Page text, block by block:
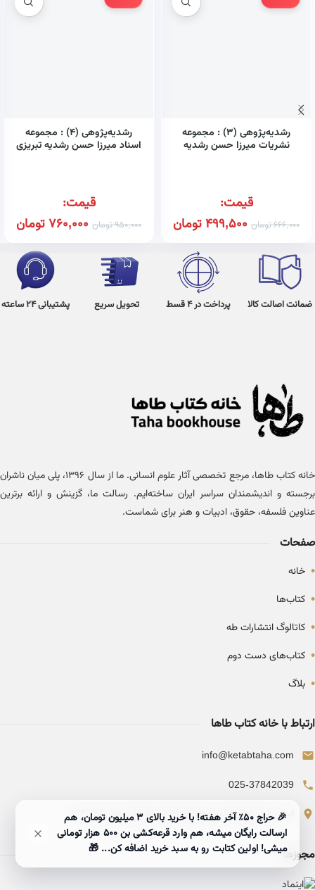
رشدیه‌پژوهی (۳) : مجموعه
نشریات میرزا حسن رشدیه
قیمت:
666,000تومان 499,500تومان
رشدیه‌پژوهی (۴) : مجموعه
اسناد میرزا حسن رشدیه تبریزی
قیمت:
950,000تومان 760,000تومان
ضمانت اصالت کالا پرداخت در 4 قسط تحویل سریع پشتیبانی 24 ساعته
خانه کتاب طاها، مرجع تخصصی آثار علوم انسانی. ما از سال ۱۳۹۶، پلی میان ناشران
برجسته و اندیشمندان سراسر ایران ساخته‌ایم. رسالت ما، گزینش و ارائه برترین
عناوین فلسفه، حقوق، ادبیات و هنر برای شماست.
صفحات
• خانه
• کتاب‌ها
• کاتالوگ انتشارات طه
• کتاب‌های دست دوم
• بلاگ
ارتباط با خانه کتاب طاها
info@ketabtaha.com
025-37842039
ایران، قم، بلوار معلم، مجتمع ناشران، طبقه سوم، واحد ۳۱۴
مجوزها
🎉 حراج ۵۰٪ آخر هفته! با خرید بالای 3 میلیون تومان، هم
ارسالت رایگان میشه، هم وارد قرعه‌کشی بن ۵۰۰ هزار تومانی
میشی! اولین کتابت رو به سبد خرید اضافه کن... 🎁